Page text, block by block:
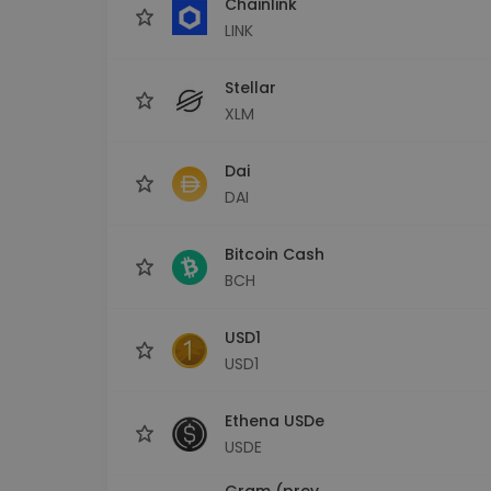
LINK
Stellar
XLM
Dai
DAI
Bitcoin Cash
BCH
USD1
USD1
Ethena USDe
USDE